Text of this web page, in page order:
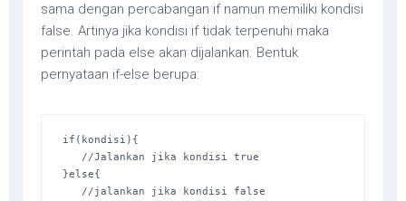
sama dengan percabangan if namun memiliki kondisi
false. Artinya jika kondisi if tidak terpenuhi maka
perintah pada else akan dijalankan. Bentuk
pernyataan if-else berupa:
if(kondisi){
}else{